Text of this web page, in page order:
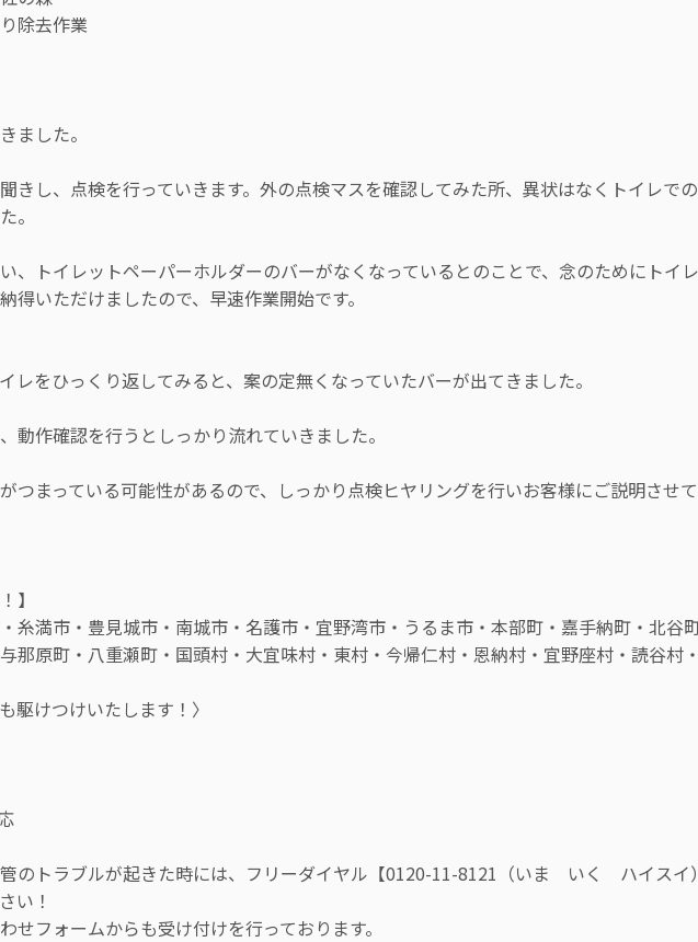
除去作業
ました。
きし、点検を行っていきます。外の点検マスを確認してみた所、異状はなくトイレで
。
、トイレットペーパーホルダーのバーがなくなっているとのことで、念のためにトイ
得いただけましたので、早速作業開始です。
レをひっくり返してみると、案の定無くなっていたバーが出てきました。
動作確認を行うとしっかり流れていきました。
つまっている可能性があるので、しっかり点検ヒヤリングを行いお客様にご説明させ
】
糸満市・豊見城市・南城市・名護市・宜野湾市・うるま市・本部町・嘉手納町・北谷
那原町・八重瀬町・国頭村・大宜味村・東村・今帰仁村・恩納村・宜野座村・読谷村
駆けつけいたします！〉
のトラブルが起きた時には、フリーダイヤル【0120-11-8121（いま いく ハイスイ
い！
せフォームからも受け付けを行っております。